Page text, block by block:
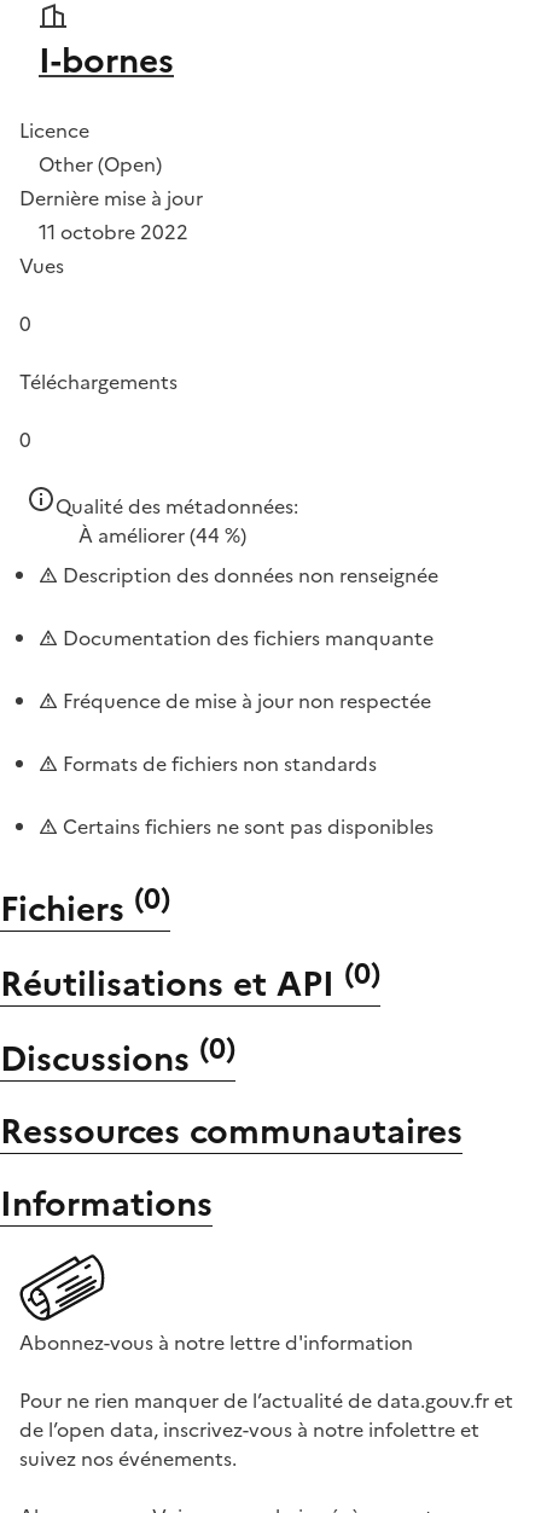
I-bornes
Licence
Other (Open)
Dernière mise à jour
11 octobre 2022
Vues
0
Téléchargements
0
Qualité des métadonnées:
À améliorer(44 %)
Description des données non renseignée
Documentation des fichiers manquante
Fréquence de mise à jour non respectée
Formats de fichiers non standards
Certains fichiers ne sont pas disponibles
Fichiers (0)
Réutilisations et API (0)
Discussions (0)
Ressources communautaires
Informations
Abonnez-vous à notre lettre d'information
Pour ne rien manquer de l’actualité de data.gouv.fr et
de l’open data, inscrivez-vous à notre infolettre et
suivez nos événements.